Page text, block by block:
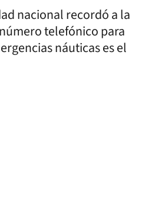
nacional recordó a la
telefónico para
náuticas es el